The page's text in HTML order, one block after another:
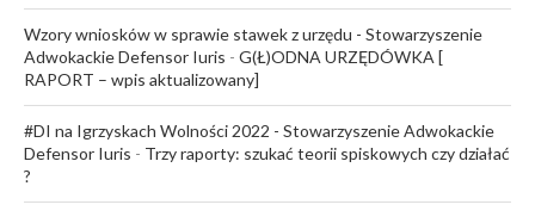
Wzory wniosków w sprawie stawek z urzędu - Stowarzyszenie
Adwokackie Defensor Iuris - G(Ł)ODNA URZĘDÓWKA [
RAPORT – wpis aktualizowany]
#DI na Igrzyskach Wolności 2022 - Stowarzyszenie Adwokackie
Defensor Iuris - Trzy raporty: szukać teorii spiskowych czy działać
?